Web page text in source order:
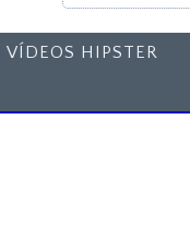
VÍDEOS HIPSTER